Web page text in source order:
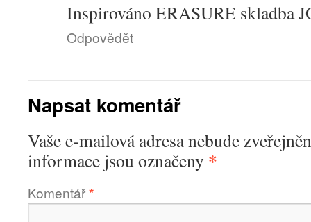
Inspirováno ERASURE skladba
Odpovědět
Napsat komentář
Vaše e-mailová adresa nebude
informace jsou označeny *
Komentář*